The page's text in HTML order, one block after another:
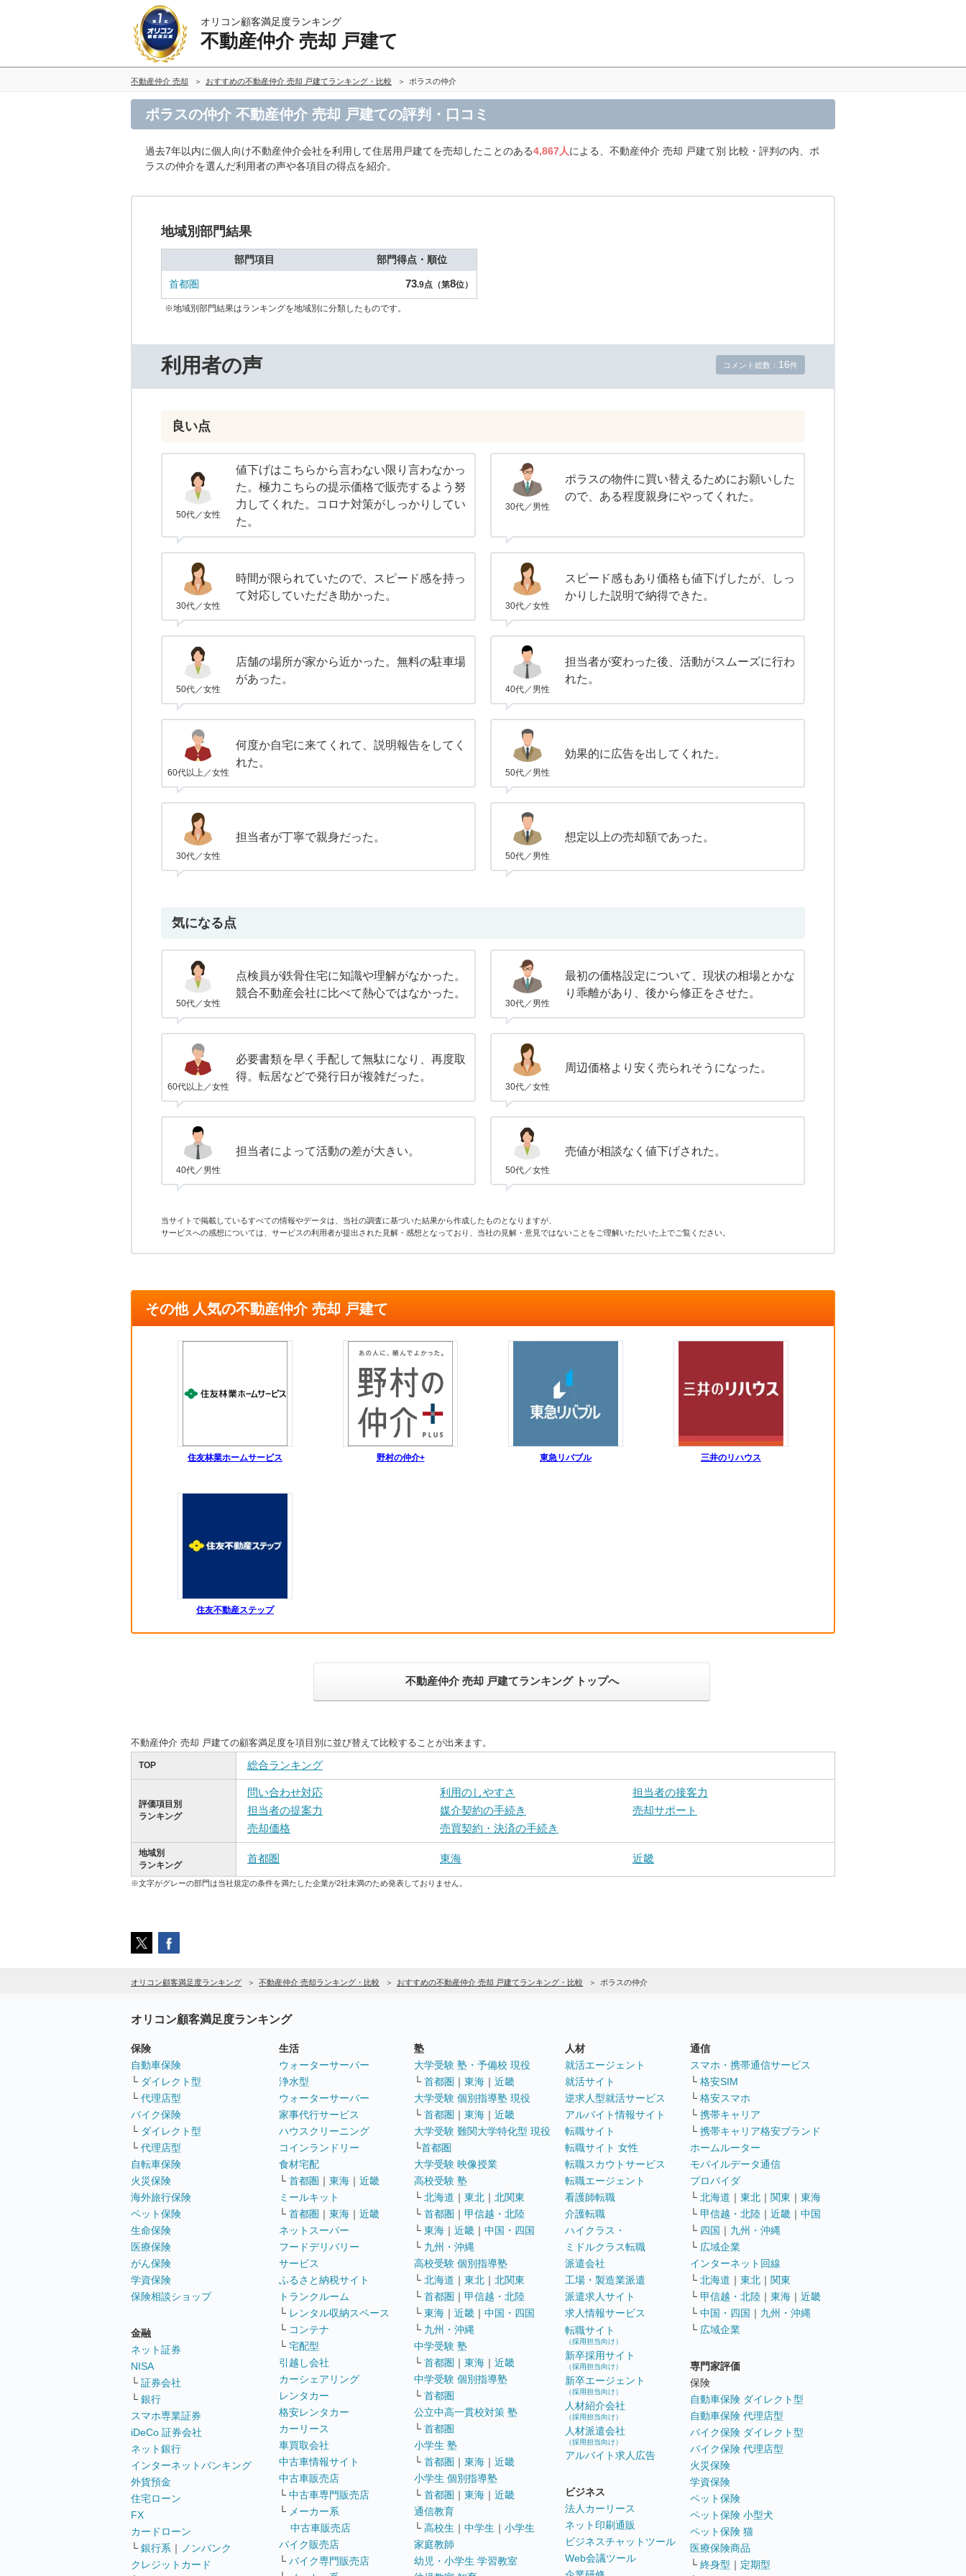
オリコン顧客満足度ランキング
不動産仲介 売却 戸建て
不動産仲介 売却 おすすめの不動産仲介 売却 戸建てランキング・比較 ポラスの仲介
ポラスの仲介 不動産仲介 売却 戸建ての評判・口コミ
過去7年以内に個人向け不動産仲介会社を利用して住居用戸建てを売却したことのある4,867人による、不動産仲介 売却 戸建て別 比較・評判の内、ポ
ラスの仲介を選んだ利用者の声や各項目の得点を紹介。
地域別部門結果
部門項目 部門得点・順位
首都圏 73.9点（第8位）
※地域別部門結果はランキングを地域別に分類したものです。
利用者の声 コメント総数： 16件
良い点
50代／女性
値下げはこちらから言わない限り言わなかっ
た。極力こちらの提示価格で販売するよう努
力してくれた。コロナ対策がしっかりしてい
た。
30代／男性
ポラスの物件に買い替えるためにお願いした
ので、ある程度親身にやってくれた。
30代／女性
時間が限られていたので、スピード感を持っ
て対応していただき助かった。
30代／女性
スピード感もあり価格も値下げしたが、しっ
かりした説明で納得できた。
50代／女性
店舗の場所が家から近かった。無料の駐車場
があった。
40代／男性
担当者が変わった後、活動がスムーズに行わ
れた。
60代以上／女性
何度か自宅に来てくれて、説明報告をしてく
れた。
50代／男性
効果的に広告を出してくれた。
30代／女性
担当者が丁寧で親身だった。
50代／男性
想定以上の売却額であった。
気になる点
50代／女性
点検員が鉄骨住宅に知識や理解がなかった。
競合不動産会社に比べて熱心ではなかった。
30代／男性
最初の価格設定について、現状の相場とかな
り乖離があり、後から修正をさせた。
60代以上／女性
必要書類を早く手配して無駄になり、再度取
得。転居などで発行日が複雑だった。
30代／女性
周辺価格より安く売られそうになった。
40代／男性
担当者によって活動の差が大きい。
50代／女性
売値が相談なく値下げされた。
当サイトで掲載しているすべての情報やデータは、当社の調査に基づいた結果から作成したものとなりますが、
サービスへの感想については、サービスの利用者が提出された見解・感想となっており、当社の見解・意見ではないことをご理解いただいた上でご覧ください。
その他 人気の不動産仲介 売却 戸建て
住友林業ホームサービス 野村の仲介+ 東急リバブル 三井のリハウス
住友不動産ステップ
不動産仲介 売却 戸建てランキング トップへ
不動産仲介 売却 戸建ての顧客満足度を項目別に並び替えて比較することが出来ます。
TOP 総合ランキング
評価項目別
ランキング
問い合わせ対応 利用のしやすさ
担当者の接客力
担当者の提案力
媒介契約の手続き
売却サポート
売却価格
売買契約・決済の手続き
地域別
ランキング
首都圏 東海 近畿
※文字がグレーの部門は当社規定の条件を満たした企業が2社未満のため発表しておりません。
オリコン顧客満足度ランキング 不動産仲介 売却ランキング・比較 おすすめの不動産仲介 売却 戸建てランキング・比較 ポラスの仲介
オリコン顧客満足度ランキング
保険
自動車保険
└ ダイレクト型
└ 代理店型
バイク保険
└ ダイレクト型
└ 代理店型
自転車保険
火災保険
海外旅行保険
ペット保険
生命保険
医療保険
がん保険
学資保険
保険相談ショップ
金融
ネット証券
NISA
└ 証券会社
└ 銀行
スマホ専業証券
iDeCo 証券会社
ネット銀行
インターネットバンキング
外貨預金
住宅ローン
FX
カードローン
└ 銀行系 ｜
ノンバンク
クレジットカード
生活
ウォーターサーバー
浄水型
ウォーターサーバー
家事代行サービス
ハウスクリーニング
コインランドリー
食材宅配
└ 首都圏 ｜ 東海 ｜ 近畿
ミールキット
└ 首都圏 ｜ 東海 ｜ 近畿
ネットスーパー
フードデリバリー
サービス
ふるさと納税サイト
トランクルーム
└ レンタル収納スペース
└ コンテナ
└ 宅配型
引越し会社
カーシェアリング
レンタカー
格安レンタカー
カーリース
車買取会社
中古車情報サイト
中古車販売店
└ 中古車専門販売店
└ メーカー系
中古車販売店
バイク販売店
└ バイク専門販売店
塾
大学受験 塾・予備校 現役
└ 首都圏 ｜ 東海 ｜ 近畿
大学受験 個別指導塾 現役
└ 首都圏 ｜ 東海 ｜ 近畿
大学受験 難関大学特化型 現役
└首都圏
大学受験 映像授業
高校受験 塾
└ 北海道 ｜ 東北 ｜ 北関東
└ 首都圏 ｜ 甲信越・北陸
└ 東海 ｜ 近畿 ｜ 中国・四国
└ 九州・沖縄
高校受験 個別指導塾
└ 北海道 ｜ 東北 ｜ 北関東
└ 首都圏 ｜ 甲信越・北陸
└ 東海 ｜ 近畿 ｜ 中国・四国
└ 九州・沖縄
中学受験 塾
└ 首都圏 ｜ 東海 ｜ 近畿
中学受験 個別指導塾
└ 首都圏
公立中高一貫校対策 塾
└ 首都圏
小学生 塾
└ 首都圏 ｜ 東海 ｜ 近畿
小学生 個別指導塾
└ 首都圏 ｜ 東海 ｜ 近畿
通信教育
└ 高校生 ｜ 中学生 ｜ 小学生
家庭教師
幼児・小学生 学習教室
人材
就活エージェント
就活サイト
逆求人型就活サービス
アルバイト情報サイト
転職サイト
転職サイト 女性
転職スカウトサービス
転職エージェント
看護師転職
介護転職
ハイクラス・
ミドルクラス転職
派遣会社
工場・製造業派遣
派遣求人サイト
求人情報サービス
転職サイト
（採用担当向け）
新卒採用サイト
（採用担当向け）
新卒エージェント
（採用担当向け）
人材紹介会社
（採用担当向け）
人材派遣会社
（採用担当向け）
アルバイト求人広告
ビジネス
法人カーリース
ネット印刷通販
ビジネスチャットツール
Web会議ツール
通信
スマホ・携帯通信サービス
└ 格安SIM
└ 格安スマホ
└ 携帯キャリア
└ 携帯キャリア格安ブランド
ホームルーター
モバイルデータ通信
プロバイダ
└ 北海道 ｜ 東北 ｜ 関東 ｜ 東海
└ 甲信越・北陸 ｜ 近畿 ｜ 中国
└ 四国 ｜ 九州・沖縄
└ 広域企業
インターネット回線
└ 北海道 ｜ 東北 ｜ 関東
└ 甲信越・北陸 ｜ 東海 ｜ 近畿
└ 中国・四国 ｜ 九州・沖縄
└ 広域企業
専門家評価
保険
自動車保険 ダイレクト型
自動車保険 代理店型
バイク保険 ダイレクト型
バイク保険 代理店型
火災保険
学資保険
ペット保険
ペット保険 小型犬
ペット保険 猫
医療保険商品
└ 終身型 ｜ 定期型